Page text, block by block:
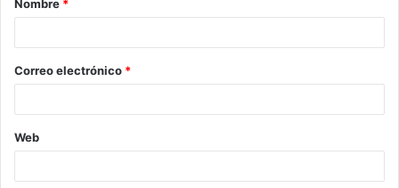
Nombre *
Correo electrónico *
Web